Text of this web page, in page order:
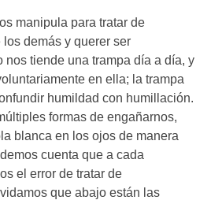
manipula para tratar de
demás y querer ser
nos tiende una trampa día a día, y
en ella; la trampa
humildad con humillación.
formas de engañarnos,
blanca en los ojos de manera
cuenta que a cada
el error de tratar de
que abajo están las